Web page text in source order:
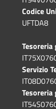
Codice
UFTDA8
Servizio